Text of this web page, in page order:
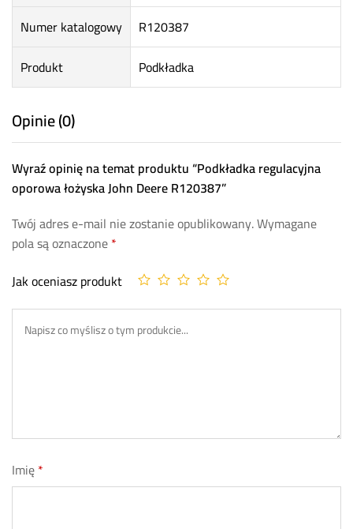
Numer katalogowy
R120387
Produkt
Podkładka
Opinie (0)
Wyraź opinię na temat produktu “Podkładka regulacyjna
oporowa łożyska John Deere R120387”
Twój adres e-mail nie zostanie opublikowany.Wymagane
pola są oznaczone*
Jak oceniasz produkt
Imię*